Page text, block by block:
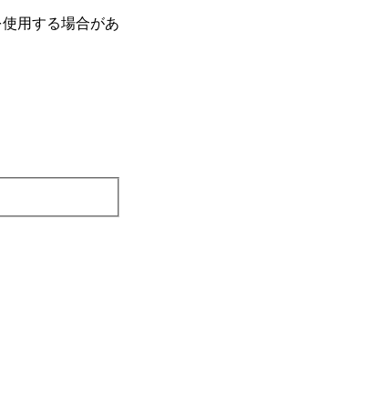
⽤する場合があ